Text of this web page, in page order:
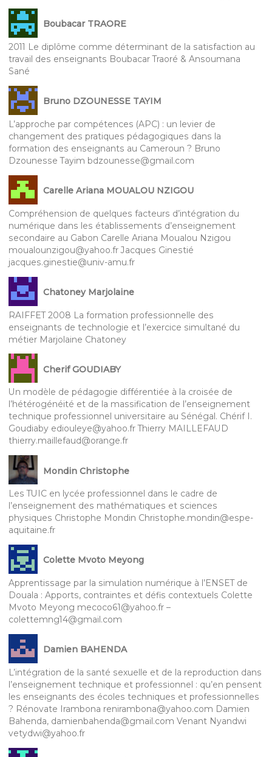
Boubacar TRAORE
2011 Le diplôme comme déterminant de la satisfaction au
travail des enseignants Boubacar Traoré & Ansoumana
Sané
Bruno DZOUNESSE TAYIM
L’approche par compétences (APC) : un levier de
changement des pratiques pédagogiques dans la
formation des enseignants au Cameroun ? Bruno
Dzounesse Tayim bdzounesse@gmail.com
Carelle Ariana MOUALOU NZIGOU
Compréhension de quelques facteurs d’intégration du
numérique dans les établissements d’enseignement
secondaire au Gabon Carelle Ariana Moualou Nzigou
moualounzigou@yahoo.fr Jacques Ginestié
jacques.ginestie@univ-amu.fr
Chatoney Marjolaine
RAIFFET 2008 La formation professionnelle des
enseignants de technologie et l’exercice simultané du
métier Marjolaine Chatoney
Cherif GOUDIABY
Un modèle de pédagogie différentiée à la croisée de
l’hétérogénéité et de la massification de l’enseignement
technique professionnel universitaire au Sénégal. Chérif I.
Goudiaby ediouleye@yahoo.fr Thierry MAILLEFAUD
thierry.maillefaud@orange.fr
Mondin Christophe
Les TUIC en lycée professionnel dans le cadre de
l’enseignement des mathématiques et sciences
physiques Christophe Mondin Christophe.mondin@espe-
aquitaine.fr
Colette Mvoto Meyong
Apprentissage par la simulation numérique à l’ENSET de
Douala : Apports, contraintes et défis contextuels Colette
Mvoto Meyong mecoco61@yahoo.fr –
colettemng14@gmail.com
Damien BAHENDA
L’intégration de la santé sexuelle et de la reproduction dans
l’enseignement technique et professionnel : qu’en pensent
les enseignants des écoles techniques et professionnelles
? Rénovate Irambona renirambona@yahoo.com Damien
Bahenda, damienbahenda@gmail.com Venant Nyandwi
vetydwi@yahoo.fr